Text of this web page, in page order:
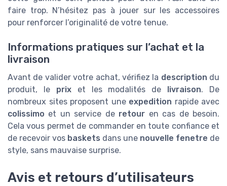
faire trop. N’hésitez pas à jouer sur les accessoires
pour renforcer l’originalité de votre tenue.
Informations pratiques sur l’achat et la
livraison
Avant de valider votre achat, vérifiez la description du
produit, le prixet les modalités de livraison. De
nombreux sites proposent une expedition rapide avec
colissimo et un service de retour en cas de besoin.
Cela vous permet de commander en toute confiance et
de recevoir vos baskets dans une nouvelle fenetre de
style, sans mauvaise surprise.
Avis et retours d’utilisateurs